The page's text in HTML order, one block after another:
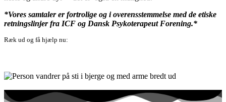
*Vores samtaler er fortrolige og i overensstemmelse med de etiske
retningslinjer fra ICF og Dansk Psykoterapeut Forening.*
Ræk ud og få hjælp nu: